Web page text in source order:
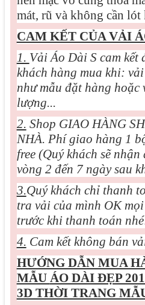
mát, rũ và không cần lót
CAM KẾT CỦA VẢI
1. Vải Áo Dài S cam kết
khách hàng mua khi:
như mẫu đặt hàng
lượng...
2. Shop GIAO HÀNG
NHÀ. Phí giao hàng 1
free (Quý khách sẽ
vòng 2 đến 7 ngày sau
3.Quý khách chỉ thanh
tra vải của mình OK
trước khi thanh toán
4. Cam kết không bán
HƯỚNG DẪN MUA
MẪU ÁO DÀI ĐẸP
3D THỜI TRANG